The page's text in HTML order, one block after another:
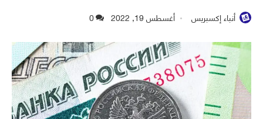
أنباء إكسبريس أغسطس 19, 2022 0